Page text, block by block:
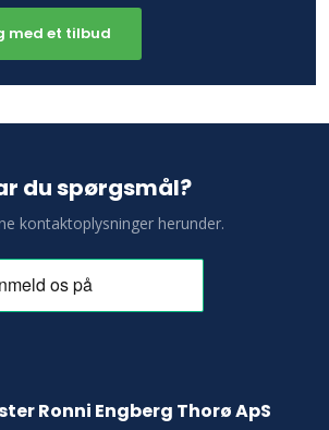
du spørgsmål?
kontaktoplysninger herunder.
Ronni Engberg Thorø ApS